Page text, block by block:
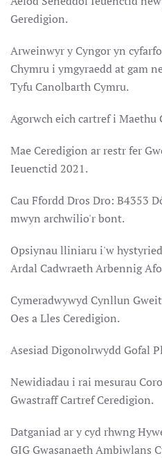
Geredigion.
Arweinwyr y Cyngor yn
Chymru i ymgyraedd at gam
Tyfu Canolbarth Cymru.
Agorwch eich cartref i Maethu
Mae Ceredigion ar restr fer
Ieuenctid 2021.
Cau Ffordd Dros Dro: B4353
mwyn archwilio'r bont.
Opsiynau lliniaru i'w
Ardal Cadwraeth Arbennig
Cymeradwywyd Cynllun
Oes a Lles Ceredigion.
Asesiad Digonolrwydd Gofal
Newidiadau i rai mesurau
Gwastraff Cartref Ceredigion.
Datganiad ar y cyd rhwng
GIG Gwasanaeth Ambiwlans